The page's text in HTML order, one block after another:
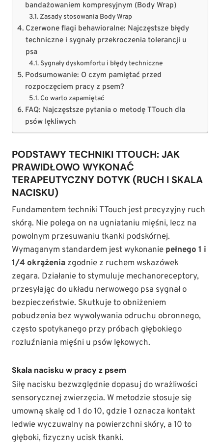
bandażowaniem kompresyjnym (Body Wrap)
Zasady stosowania Body Wrap
Czerwone flagi behawioralne: Najczęstsze błędy
techniczne i sygnały przekroczenia tolerancji u
psa
Sygnały dyskomfortu i błędy techniczne
Podsumowanie: O czym pamiętać przed
rozpoczęciem pracy z psem?
Co warto zapamiętać
FAQ: Najczęstsze pytania o metodę TTouch dla
psów lękliwych
PODSTAWY TECHNIKI TTOUCH: JAK
PRAWIDŁOWO WYKONAĆ
TERAPEUTYCZNY DOTYK (RUCH I SKALA
NACISKU)
Fundamentem techniki TTouch jest precyzyjny ruch
skórą. Nie polega on na ugniataniu mięśni, lecz na
powolnym przesuwaniu tkanki podskórnej.
Wymaganym standardem jest wykonanie pełnego 1 i
1/4 okrążenia zgodnie z ruchem wskazówek
zegara. Działanie to stymuluje mechanoreceptory,
przesyłając do układu nerwowego psa sygnał o
bezpieczeństwie. Skutkuje to obniżeniem
pobudzenia bez wywoływania odruchu obronnego,
często spotykanego przy próbach głębokiego
rozluźniania mięśni u psów lękowych.
Skala nacisku w pracy z psem
Siłę nacisku bezwzględnie dopasuj do wrażliwości
sensorycznej zwierzęcia. W metodzie stosuje się
umowną skalę od 1 do 10, gdzie 1 oznacza kontakt
ledwie wyczuwalny na powierzchni skóry, a 10 to
głęboki, fizyczny ucisk tkanki.